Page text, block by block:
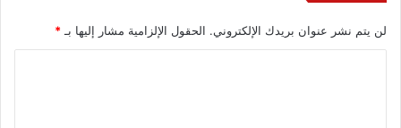
لن يتم نشر عنوان بريدك الإلكتروني. الحقول الإلزامية مشار إليها بـ*